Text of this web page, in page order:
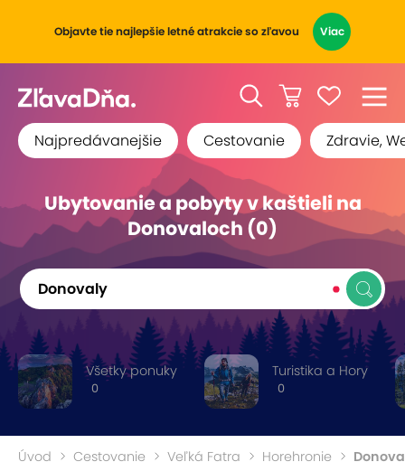
Objavte tie najlepšie letné atrakcie so zľavou Viac
Najpredávanejšie Cestovanie Zdravie,
Ubytovanie a pobyty v kaštieli na
Donovaloch (0)
Donovaly
0
Všetky ponuky
0
Turistika a Hory
Úvod Cestovanie Veľká Fatra Horehronie